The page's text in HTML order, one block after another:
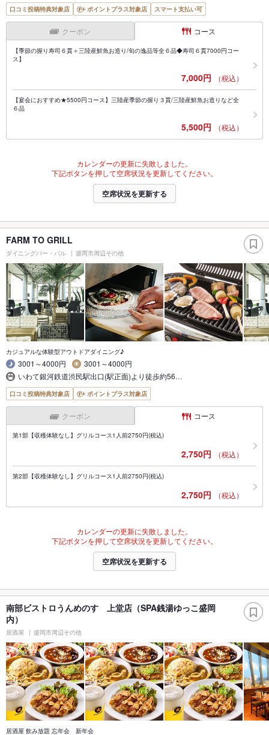
口コミ投稿特典対象店 ポイントプラス対象店 スマート支払い可
クーポン コース
【季節の握り寿司６貫＋三陸産鮮魚お造り/旬の逸品等全６品◆寿司６貫7000円コー
ス】
7,000円 （税込）
【宴会におすすめ★5500円コース】三陸産季節の握り３貫/三陸産鮮魚お造りなど全
６品
5,500円 （税込）
カレンダーの更新に失敗しました。
下記ボタンを押して空席状況を更新してください。
空席状況を更新する
FARM TO GRILL
ダイニングバー・バル 盛岡市周辺その他
カジュアルな体験型アウトドアダイニング♪
3001～4000円
3001～4000円
いわて銀河鉄道渋民駅出口(駅正面)より徒歩約56…
口コミ投稿特典対象店 ポイントプラス対象店
クーポン コース
第1部【収穫体験なし】グリルコース1人前2750円(税込)
2,750円 （税込）
第2部【収穫体験なし】グリルコース1人前2750円(税込)
2,750円 （税込）
カレンダーの更新に失敗しました。
下記ボタンを押して空席状況を更新してください。
空席状況を更新する
南部ビストロうんめのす 上堂店（SPA銭湯ゆっこ盛岡
内）
居酒屋 盛岡市周辺その他
居酒屋 飲み放題 忘年会 新年会